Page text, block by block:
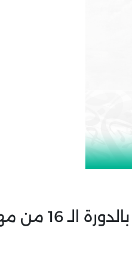
مشاركة المركز الدولي للدراسات